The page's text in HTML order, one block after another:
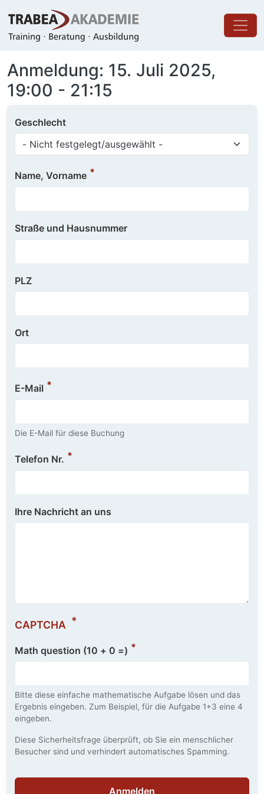
Direkt zum Inhalt
Anmeldung: 15. Juli 2025,
19:00 - 21:15
Geschlecht
Name, Vorname
Straße und Hausnummer
PLZ
Ort
E-Mail
Die E-Mail für diese Buchung
Telefon Nr.
Ihre Nachricht an uns
CAPTCHA
Math question (10 + 0 =)
Bitte diese einfache mathematische Aufgabe lösen und das
Ergebnis eingeben. Zum Beispiel, für die Aufgabe 1+3 eine 4
eingeben.
Diese Sicherheitsfrage überprüft, ob Sie ein menschlicher
Besucher sind und verhindert automatisches Spamming.
Anmelden